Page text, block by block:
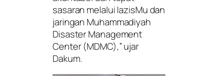
sasaran melalui lazisMu dan
jaringan Muhammadiyah
Disaster Management
Center (MDMC),”ujar
Dakum.